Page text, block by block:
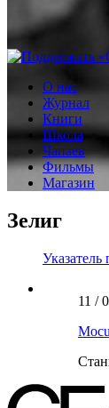
О нас
Журнал
Книги
Школа
Чапаев
Фильмы
Магазин
Зелиг
11 /